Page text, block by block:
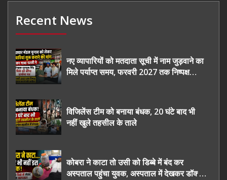
Recent News
नए व्यापारियों को मतदाता सूची में नाम जुड़वाने का
मिले पर्याप्त समय, फरवरी 2027 तक निष्पक्ष
विजिलेंस टीम को बनाया बंधक, 20 घंटे बाद भी
नहीं खुले तहसील के ताले
कोबरा ने काटा तो उसी को डिब्बे में बंद कर
अस्पताल पहुंचा युवक, अस्पताल में देखकर डॉक्टर